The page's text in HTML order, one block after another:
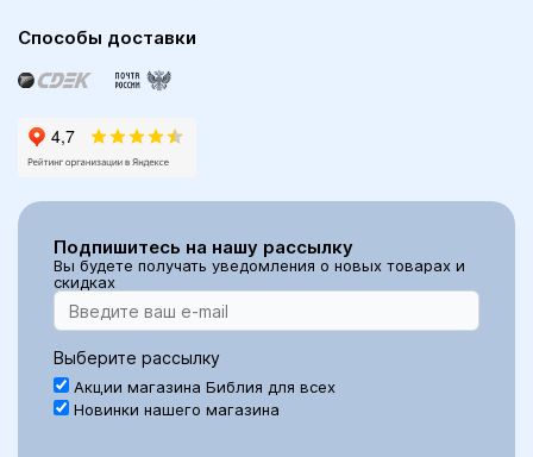
Способы доставки
Подпишитесь на нашу рассылку
Вы будете получать уведомления о новых товарах и
скидках
Выберите рассылку
Акции магазина Библия для всех
Новинки нашего магазина